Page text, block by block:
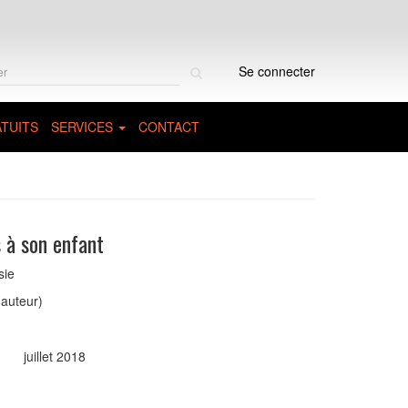
Se connecter
SERVICES CONTACT
son enfant
juillet 2018